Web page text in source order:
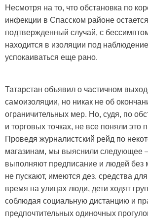
Несмотря на то, что обстановка по
инфекции в Спасском районе
подтвержденный случай, с
находится в изоляции под
успокаиваться еще рано.
Татарстан объявил о частичном
самоизоляции, но никак не об
ограничительных мер. Но, судя, по
и торговых точках, не все поняли это
Проведя журналистский рейд по
магазинам, мы выяснили следующее –
выполняют предписание и людей без
не пускают, имеются дез. средства
время на улицах люди, дети ходят
соблюдая социальную дистанцию и
предпочтительных одиночных